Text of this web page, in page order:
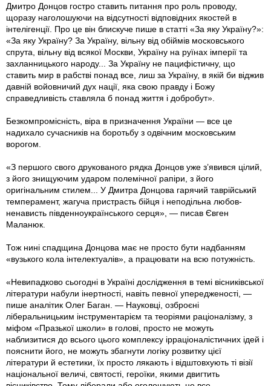
Дмитро Донцов гостро ставить питання про роль проводу,
щоразу наголошуючи на відсутності відповідних якостей в
інтелігенції. Про це він блискуче пише в статті «За яку Україну?»:
«За яку Україну? За Україну, вільну від обіймів московського
спрута, вільну від всякої Москви, Україну на руїнах імперії та
захланницького народу... За Україну не пацифістичну, що
ставить мир в рабстві понад все, лиш за Україну, в якій би віджив
давній войовничий дух нації, яка свою правду і Божу
справедливість ставляла б понад життя і добробут».
Безкомпромісність, віра в призначення України — все це
надихало сучасників на боротьбу з одвічним московським
ворогом.
«З першого свого друкованого рядка Донцов уже з’явився цілий,
з його знищуючим ударом полемічної рапіри, з його
оригінальним стилем... У Дмитра Донцова гарячий таврійський
темперамент, жагуча пристрасть бійця і неподільна любов-
ненависть південноукраїнського серця», — писав Євген
Маланюк.
Тож нині спадщина Донцова має не просто бути надбанням
«вузького кола інтелектуалів», а працювати на всю потужність.
«Невипадково сьогодні в Україні дослідження в темі вісниківської
літератури набули інертності, навіть певної упередженості, —
пише аналітик Олег Баган. — Науковці, озброєні
ліберальницьким інструментарієм та теоріями раціоналізму, з
міфом «Празької школи» в голові, просто не можуть
наблизитися до всього цього комплексу ірраціоналістичних ідей і
пояснити його, не можуть збагнути логіку розвитку цієї
літератури й естетики, їх просто лякають і відштовхують ті візії
національної величі, святості, героїки, якими двигтить